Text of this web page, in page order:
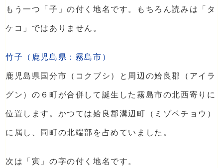
もう一つ「子」の付く地名です。もちろん読みは「タ
ケコ」ではありません。
竹子（鹿児島県：霧島市）
鹿児島県国分市（コクブシ）と周辺の姶良郡（アイラ
グン）の６町が合併して誕生した霧島市の北西寄りに
位置します。かつては姶良郡溝辺町（ミゾベチョウ）
に属し、同町の北端部を占めていました。
次は「寅」の字の付く地名です。